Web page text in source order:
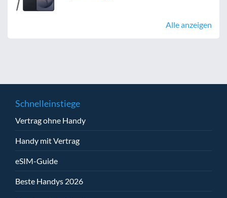
Alle anzeigen
Schnelleinstiege
Vertrag ohne Handy
Handy mit Vertrag
eSIM-Guide
Beste Handys 2026